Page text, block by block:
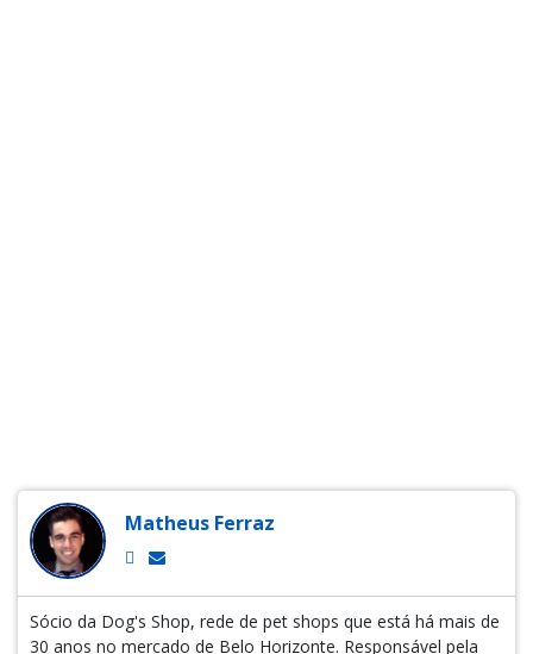
Matheus Ferraz
Sócio da Dog's Shop, rede de pet shops que está há mais de
30 anos no mercado de Belo Horizonte. Responsável pela